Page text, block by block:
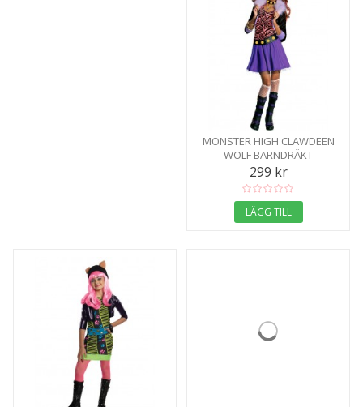
MONSTER HIGH CLAWDEEN
WOLF BARNDRÄKT
299 kr
LÄGG TILL